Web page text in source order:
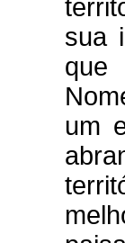
sua
que
um